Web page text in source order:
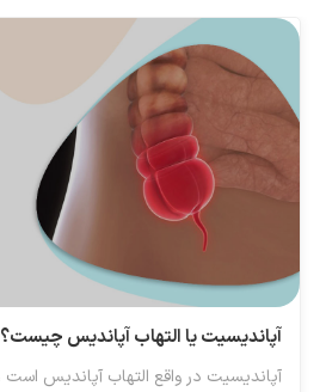
آپاندیسیت یا التهاب آپاندیس چیست؟
آپاندیسیت در واقع التهاب آپاندیس است